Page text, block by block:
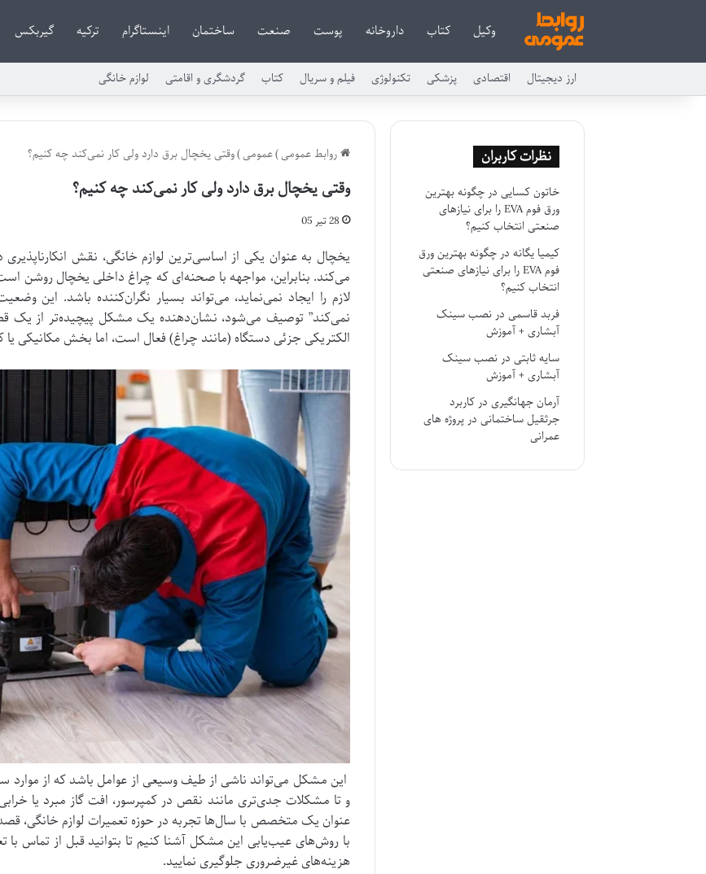
وکیل کتاب داروخانه پوست صنعت ساختمان اینستاگرام ترکیه گیربکس
ارز دیجیتال اقتصادی پزشکی تکنولوژی فیلم و سریال کتاب گردشگری و اقامتی لوازم خانگی
روابط عمومی)عمومی)وقتی یخچال برق دارد ولی کار نمی‌کند چه کنیم؟
وقتی یخچال برق دارد ولی کار نمی‌کند چه کنیم؟
28 تیر 05
یخچال به عنوان یکی از اساسی‌ترین لوازم خانگی، نقش
می‌کند. بنابراین، مواجهه با صحنه‌ای که چراغ داخلی یخچال روشن
لازم را ایجاد نمی‌نماید، می‌تواند بسیار نگران‌کننده باشد. این
نمی‌کند” توصیف می‌شود، نشان‌دهنده یک مشکل پیچیده‌تر از یک
الکتریکی جزئی دستگاه (مانند چراغ) فعال است، اما بخش مکانیکی یا
این مشکل می‌تواند ناشی از طیف وسیعی از عوامل باشد که از موارد
و تا مشکلات جدی‌تری مانند نقص در کمپرسور، افت گاز مبرد یا
عنوان یک متخصص با سال‌ها تجربه در حوزه تعمیرات لوازم خانگی، قصد
با روش‌های عیب‌یابی این مشکل آشنا کنیم تا بتوانید قبل از تماس با
هزینه‌های غیرضروری جلوگیری نمایید.
نظرات کاربران
خاتون کسایی درچگونه بهترین
ورق فوم EVA را برای نیازهای
صنعتی انتخاب کنیم؟
کیمیا یگانه درچگونه بهترین ورق
فوم EVA را برای نیازهای صنعتی
انتخاب کنیم؟
فربد قاسمی درنصب سینک
آبشاری + آموزش
سایه ثابتی درنصب سینک
آبشاری + آموزش
آرمان جهانگیری درکاربرد
جرثقیل ساختمانی در پروژه های
عمرانی